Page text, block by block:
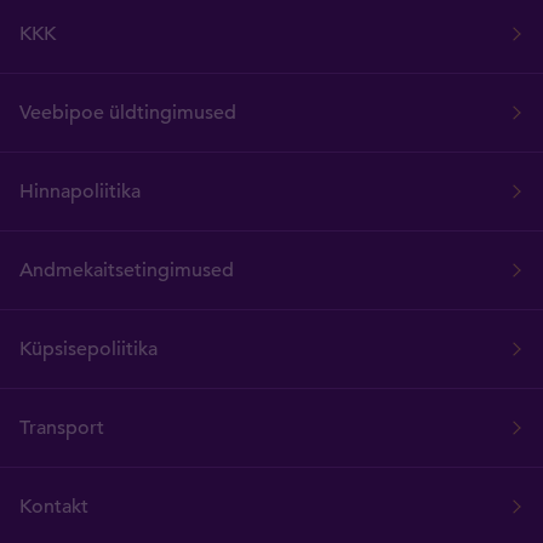
KKK
Veebipoe üldtingimused
Hinnapoliitika
Andmekaitsetingimused
Küpsisepoliitika
Transport
Kontakt